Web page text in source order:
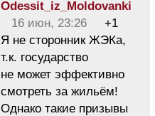
Odessit_iz_Moldovanki
16 июн, 23:26
+1
Я не сторонник ЖЭКа,
т.к. государство
не может эффективно
смотреть за жильём!
Однако такие призывы